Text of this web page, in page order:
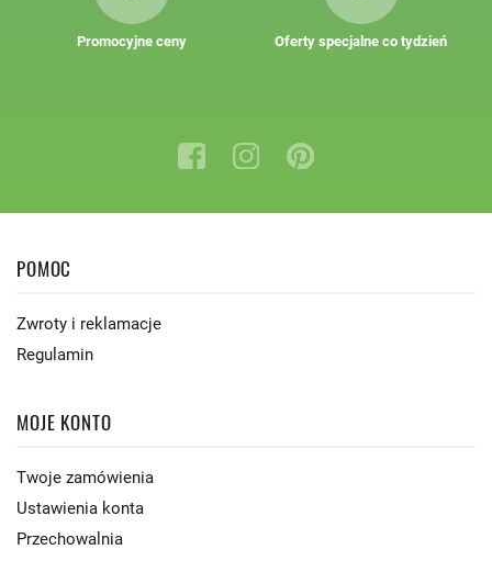
Promocyjne ceny Oferty specjalne co tydzień
POMOC
Zwroty i reklamacje
Regulamin
MOJE KONTO
Twoje zamówienia
Ustawienia konta
Przechowalnia